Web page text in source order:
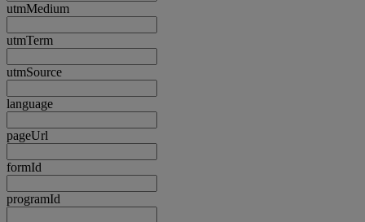
utmMedium
utmTerm
utmSource
language
pageUrl
formId
programId